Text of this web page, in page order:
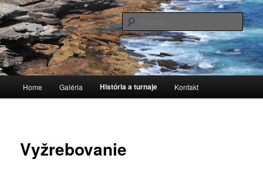
TTC Považská Bystrica
Stolnotenisový klub
Skip
Home Galéria História a turnaje Kontakt
Vyžrebovanie